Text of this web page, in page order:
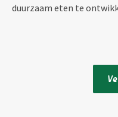
duurzaam eten te